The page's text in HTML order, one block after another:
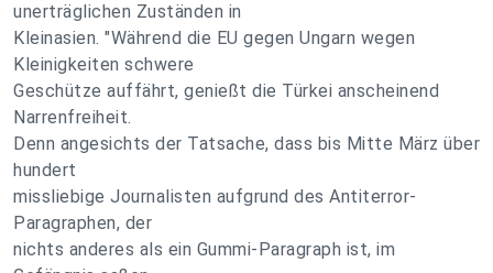
unerträglichen Zuständen in
Kleinasien. "Während die EU gegen Ungarn wegen
Kleinigkeiten schwere
Geschütze auffährt, genießt die Türkei anscheinend
Narrenfreiheit.
Denn angesichts der Tatsache, dass bis Mitte März über
hundert
missliebige Journalisten aufgrund des Antiterror-
Paragraphen, der
nichts anderes als ein Gummi-Paragraph ist, im